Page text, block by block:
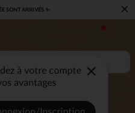
NOS ESSENTIELS ✏️🎒​ ×
à votre compte
avantages